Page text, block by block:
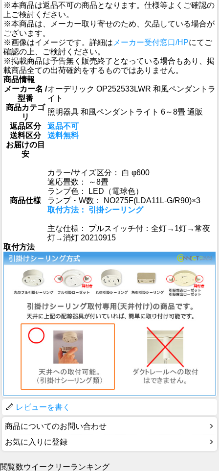
※本商品は返品不可の商品となります。仕様等よくご確認の
上ご検討ください。
※本商品は、メーカー取り寄せのため、欠品している場合が
ございます。
※画像はイメージです。詳細は メーカー受付窓口/HPにてご
確認の上、ご検討ください。
※掲載商品は予告無く販売終了となっている場合もあり、掲
載商品全ての出荷確約をするものではありません。
商品情報
メーカー名 /
型番
オーデリック OP252533LWR 和風ペンダントラ
イト
商品カテゴ
リ
照明器具 和風ペンダントライト 6～8畳 通販
返品区分
返品不可
送料区分
送料無料
お届けの目
安
商品仕様
カラー/サイズ区分： 白 φ600
適応畳数： ～8畳
ランプ色： LED（電球色）
ランプ・W数： NO275F(LDA11L-G/R90)×3
取付方法： 引掛シーリング
主な仕様： プルスイッチ付：全灯→1灯→常夜
灯→消灯 20210915
取付方法
レビューを書く
商品についてのお問い合わせ
お気に入りに登録
閲覧数ウイークリーランキング